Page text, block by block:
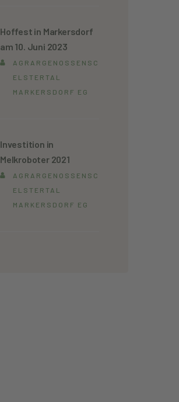
Hoffest in Markersdorf
am 10. Juni 2023
AGRARGENOSSENSCHAFT
ELSTERTAL
MARKERSDORF EG
Investition in
Melkroboter 2021
AGRARGENOSSENSCHAFT
ELSTERTAL
MARKERSDORF EG